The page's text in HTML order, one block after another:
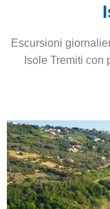
Escursioni
Isole Tremiti con